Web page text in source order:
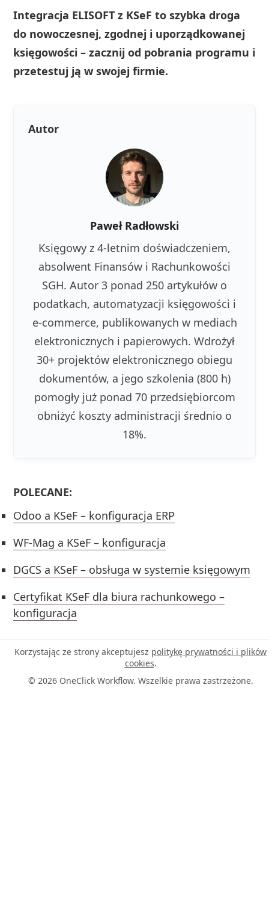
Integracja ELISOFT z KSeF to szybka droga
do nowoczesnej, zgodnej i uporządkowanej
księgowości – zacznij od pobrania programu i
przetestuj ją w swojej firmie.
Autor
Paweł Radłowski
Księgowy z 4-letnim doświadczeniem,
absolwent Finansów i Rachunkowości
SGH. Autor 3 ponad 250 artykułów o
podatkach, automatyzacji księgowości i
e-commerce, publikowanych w mediach
elektronicznych i papierowych. Wdrożył
30+ projektów elektronicznego obiegu
dokumentów, a jego szkolenia (800 h)
pomogły już ponad 70 przedsiębiorcom
obniżyć koszty administracji średnio o
18%.
POLECANE:
Odoo a KSeF – konfiguracja ERP
WF-Mag a KSeF – konfiguracja
DGCS a KSeF – obsługa w systemie księgowym
Certyfikat KSeF dla biura rachunkowego –
konfiguracja
Korzystając ze strony akceptujesz politykę prywatności i plików
cookies.
© 2026 OneClick Workflow. Wszelkie prawa zastrzeżone.